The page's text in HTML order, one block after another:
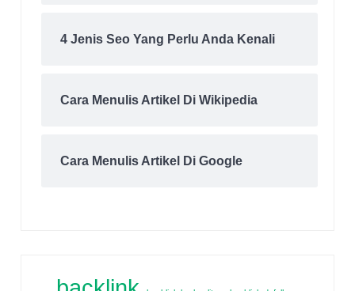
4 Jenis Seo Yang Perlu Anda Kenali
Cara Menulis Artikel Di Wikipedia
Cara Menulis Artikel Di Google